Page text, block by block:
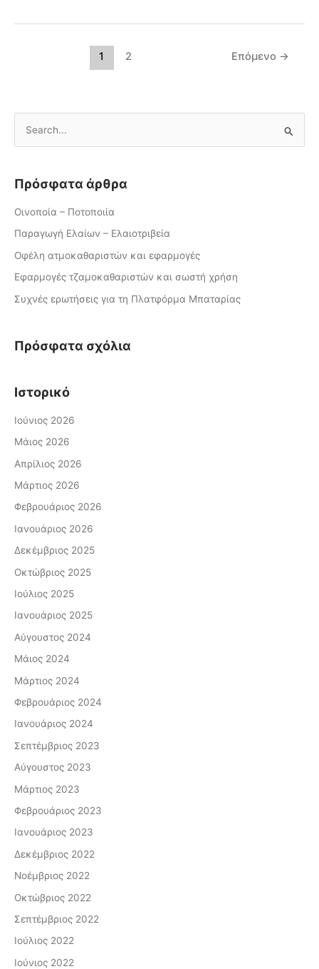
1 2 Επόμενο →
ζ
ή
τ
γ
α
Πρόσφατα άρθρα
Οινοποία – Ποτοποιία
Παραγωγή Ελαίων – Ελαιοτριβεία
Οφέλη ατμοκαθαριστών και εφαρμογές
Εφαρμογές τζαμοκαθαριστών και σωστή χρήση
Συχνές ερωτήσεις για τη Πλατφόρμα Μπαταρίας
Πρόσφατα σχόλια
Ιστορικό
Ιούνιος 2026
Μάιος 2026
Απρίλιος 2026
Μάρτιος 2026
Φεβρουάριος 2026
Ιανουάριος 2026
Δεκέμβριος 2025
Οκτώβριος 2025
Ιούλιος 2025
Ιανουάριος 2025
Αύγουστος 2024
Μάιος 2024
Μάρτιος 2024
Φεβρουάριος 2024
Ιανουάριος 2024
Σεπτέμβριος 2023
Αύγουστος 2023
Μάρτιος 2023
Φεβρουάριος 2023
Ιανουάριος 2023
Δεκέμβριος 2022
Νοέμβριος 2022
Οκτώβριος 2022
Σεπτέμβριος 2022
Ιούλιος 2022
Ιούνιος 2022